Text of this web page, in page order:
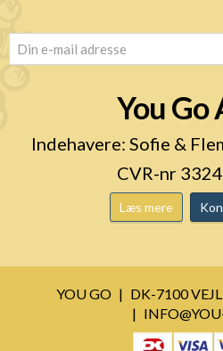
(Påkrævet)
You Go
Indehavere: Sofie &
CVR-nr
Læs mere
YOU GO DK-7100